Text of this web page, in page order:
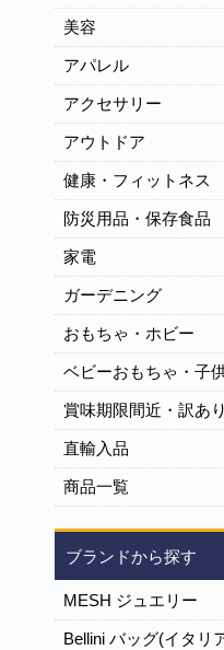
美容
アパレル
アクセサリー
アウトドア
健康・フィットネス
防災用品・保存食品
家電
ガーデニング
おもちゃ・ホビー
ベビーおもちゃ・子
賞味期限間近・訳あ
直輸入品
商品一覧
ブランドから探す
MESH ジュエリー
Bellini バッグ(イタリ